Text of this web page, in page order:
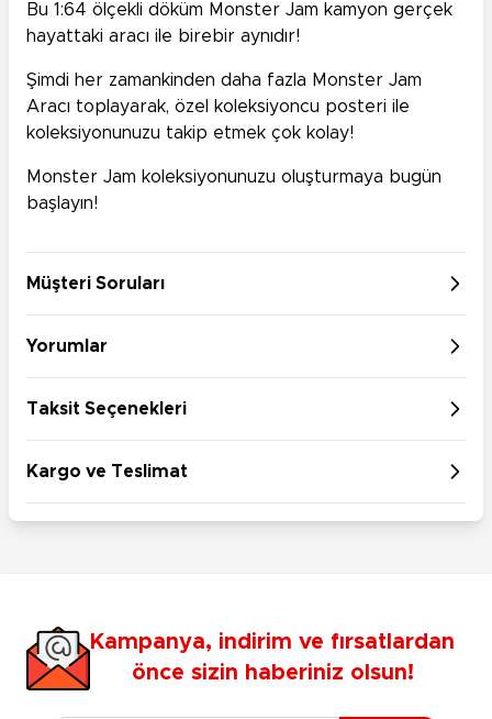
Bu 1:64 ölçekli döküm Monster Jam kamyon gerçek
hayattaki aracı ile birebir aynıdır!
Şimdi her zamankinden daha fazla Monster Jam
Aracı toplayarak, özel koleksiyoncu posteri ile
koleksiyonunuzu takip etmek çok kolay!
Monster Jam koleksiyonunuzu oluşturmaya bugün
başlayın!
Müşteri Soruları
Yorumlar
Taksit Seçenekleri
Kargo ve Teslimat
Kampanya, indirim ve fırsatlardan
önce sizin haberiniz olsun!